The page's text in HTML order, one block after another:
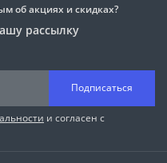
об акциях и скидках?
рассылку
Подписаться
и согласен с